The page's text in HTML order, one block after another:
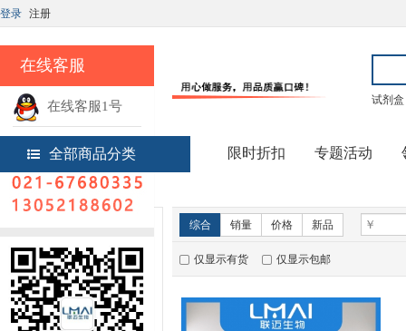
在线客服
在线客服1号
热线电话
登录 注册
试剂盒
全部商品分类 限时折扣 专题活动
首页 实验试剂
综合 销量 价格 新品
仅显示有货 仅显示包邮